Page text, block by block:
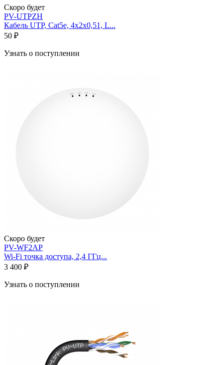
Скоро будет
PV-UTPZH
Кабель UTP, Cat5e, 4х2х0,51, L...
50 ₽
Узнать о поступлении
Скоро будет
PV-WF2AP
Wi-Fi точка доступа, 2,4 ГГц...
3 400 ₽
Узнать о поступлении